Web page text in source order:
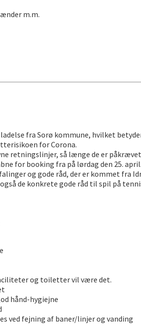
m.m.
fra Sorø kommune, hvilket
for Corona.
retningslinjer, så længe de er
for booking fra på lørdag den 25. april.
og gode råd, der er kommet fra
de konkrete gode råd til spil på
og toiletter vil være det.
hånd-hygiejne
ved fejning af baner/linjer og vanding